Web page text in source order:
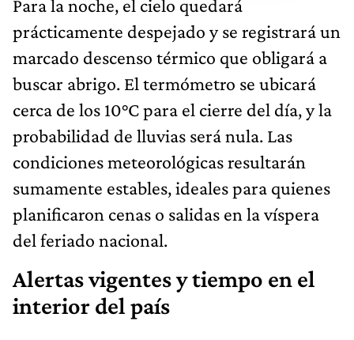
Para la noche, el cielo quedará
prácticamente despejado y se registrará un
marcado descenso térmico que obligará a
buscar abrigo. El termómetro se ubicará
cerca de los 10°C para el cierre del día, y la
probabilidad de lluvias será nula. Las
condiciones meteorológicas resultarán
sumamente estables, ideales para quienes
planificaron cenas o salidas en la víspera
del feriado nacional.
Alertas vigentes y tiempo en el
interior del país